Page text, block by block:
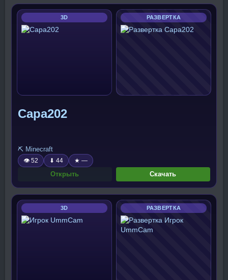
3D РАЗВЕРТКА
Сара202
⛏️ Minecraft
👁 52 ⬇ 44 ★ —
Открыть Скачать
3D РАЗВЕРТКА